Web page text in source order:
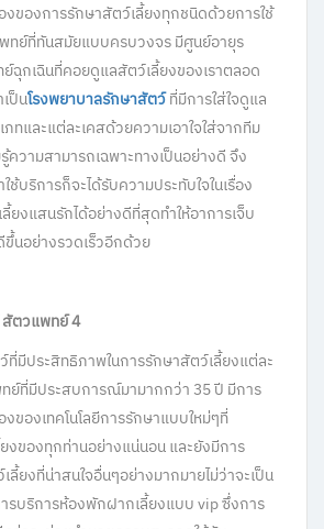
องของการรักษาสัตว์เลี้ยงทุกชนิดด้วยการใช้
ทย์ที่ทันสมัยแบบครบวงจร มีศูนย์อายุร
ฉุกเฉินที่คอยดูแลสัตว์เลี้ยงของเราตลอด
ป็นโรงพยาบาลรักษาสัตว์ที่มีการใส่ใจดูแล
ทและแต่ละเคสด้วยความเอาใจใส่จากทีม
วามสามารถเฉพาะทางเป็นอย่างดี จึง
ใช้บริการก็จะได้รับความประทับใจในเรื่อง
ยงแสนรักได้อย่างดีที่สุดทำให้อาการเจ็บ
นอย่างรวดเร็วอีกด้วย
สัตวแพทย์ 4
ที่มีประสิทธิภาพในการรักษาสัตว์เลี้ยงแต่ละ
ย์ที่มีประสบการณ์มามากกว่า 35 ปี มีการ
ของเทคโนโลยีการรักษาแบบใหม่ๆที่
ของทุกท่านอย่างแน่นอน และยังมีการ
ลี้ยงที่น่าสนใจอื่นๆอย่างมากมายไม่ว่าจะเป็น
รบริการห้องพักฝากเลี้ยงแบบ vip ซึ่งการ